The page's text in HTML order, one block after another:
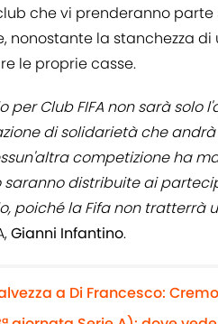
che vi prenderanno
nonostante la stanchezza
le proprie casse.
per Club FIFA non sarà
di solidarietà che
competizione ha
distribuite ai
poiché la Fifa non tratterrà
Gianni Infantino.
a Di Francesco: